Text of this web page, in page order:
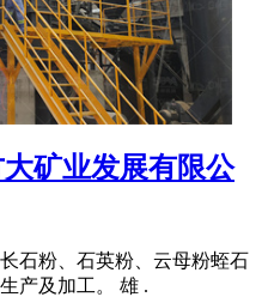
矿业发展有限公
石粉、石英粉、云母粉蛭石
产及加工。 雄 .